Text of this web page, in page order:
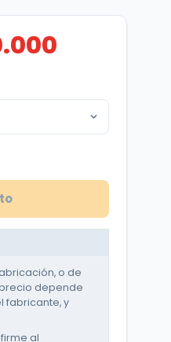
precios:
desde
hasta
o de
depende
fabricante, y
al